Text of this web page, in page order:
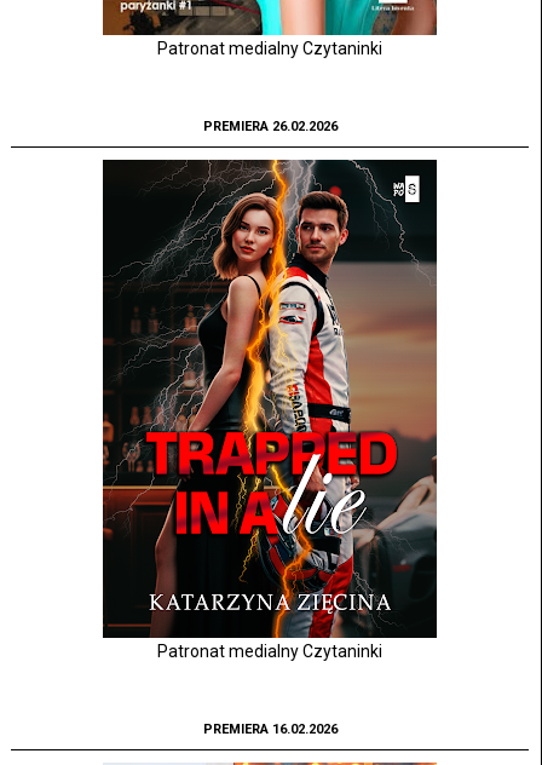
Patronat medialny Czytaninki
PREMIERA 26.02.2026
Patronat medialny Czytaninki
PREMIERA 16.02.2026